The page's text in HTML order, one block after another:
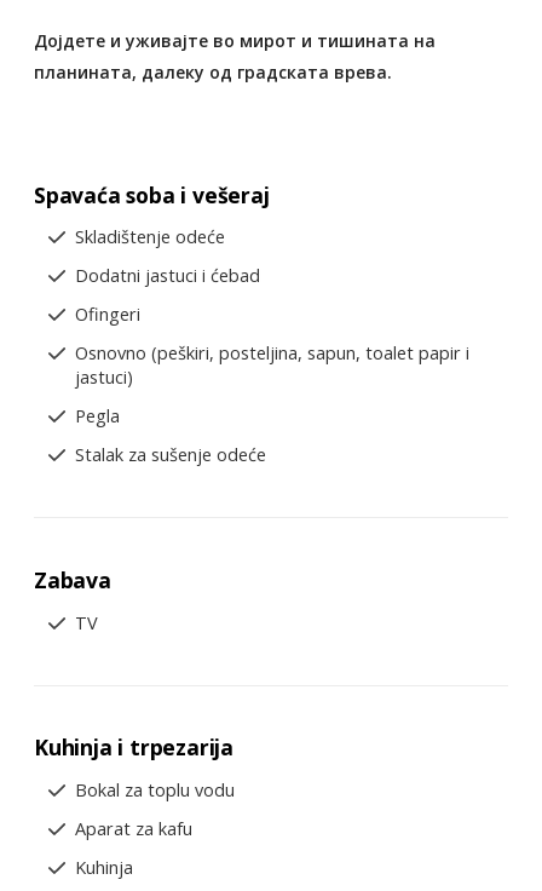
Дојдете и уживајте во мирот и тишината на
планината, далеку од градската врева.
Spavaća soba i vešeraj
Skladištenje odeće
Dodatni jastuci i ćebad
Ofingeri
Osnovno (peškiri, posteljina, sapun, toalet papir i
jastuci)
Pegla
Stalak za sušenje odeće
Zabava
TV
Kuhinja i trpezarija
Bokal za toplu vodu
Aparat za kafu
Kuhinja